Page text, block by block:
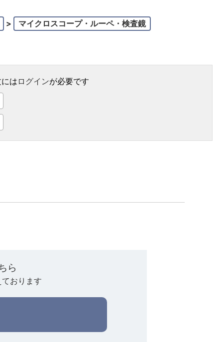
> マイクロスコープ・ルーペ・検査鏡
はログインが必要です
ら
おります